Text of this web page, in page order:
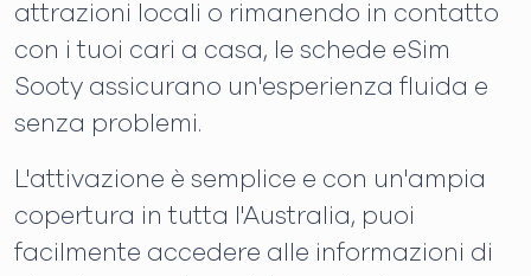
attrazioni locali o rimanendo in contatto
con i tuoi cari a casa, le schede eSim
Sooty assicurano un'esperienza fluida e
senza problemi.
L'attivazione è semplice e con un'ampia
copertura in tutta l'Australia, puoi
facilmente accedere alle informazioni di